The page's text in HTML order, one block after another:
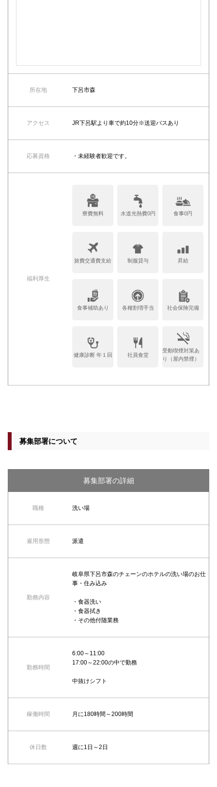
所在地 下呂市森
アクセス JR下呂駅より車で約10分※送迎バスあり
応募資格 ・未経験者歓迎です。
福利厚生
寮費無料 水道光熱費0円 食事0円
旅費交通費支給 制服貸与 昇給
食事補助あり 各種割増手当 社会保険完備
健康診断 年１回 社員食堂
受動喫煙対策あ
り（屋内禁煙）
募集部署について
募集部署の詳細
職種 洗い場
雇用形態 派遣
勤務内容
岐阜県下呂市森のチェーンのホテルの洗い場のお仕
事・住み込み
・食器洗い
・食器拭き
・その他付随業務
勤務時間
6:00～11:00
17:00～22:00の中で勤務
中抜けシフト
稼働時間 月に180時間～200時間
休日数 週に1日～2日